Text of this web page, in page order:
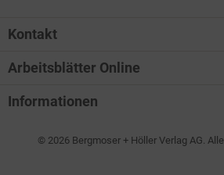
Kontakt
Arbeitsblätter Online
Informationen
© 2026 Bergmoser + Höller Verlag AG.